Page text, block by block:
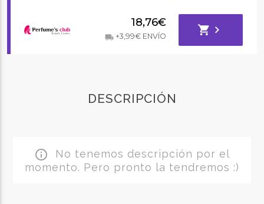
18,76€
local_shipping+3,99€ ENVÍO shopping_cart chevron_right
DESCRIPCIÓN
info_outline No tenemos descripción por el
momento. Pero pronto la tendremos :)